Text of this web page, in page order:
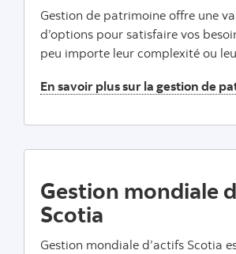
Gestion de patrimoine offre une
d’options pour satisfaire vos
peu importe leur complexité ou
En savoir plus sur la gestion de
Gestion mondiale
Scotia
Gestion mondiale d’actifs Scotia